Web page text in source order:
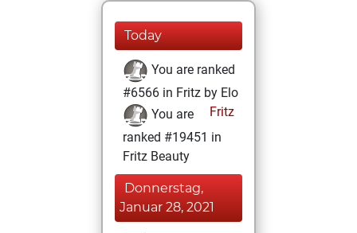
Today
You are ranked
#6566 in Fritz by Elo
Fritz
You are
ranked #19451 in
Fritz Beauty
Donnerstag,
Januar 28, 2021